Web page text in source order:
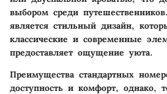
выбором среди
является стильный дизайн,
классические и современные
предоставляет ощущение уюта.
Преимущества стандартных
доступность и комфорт, однако,